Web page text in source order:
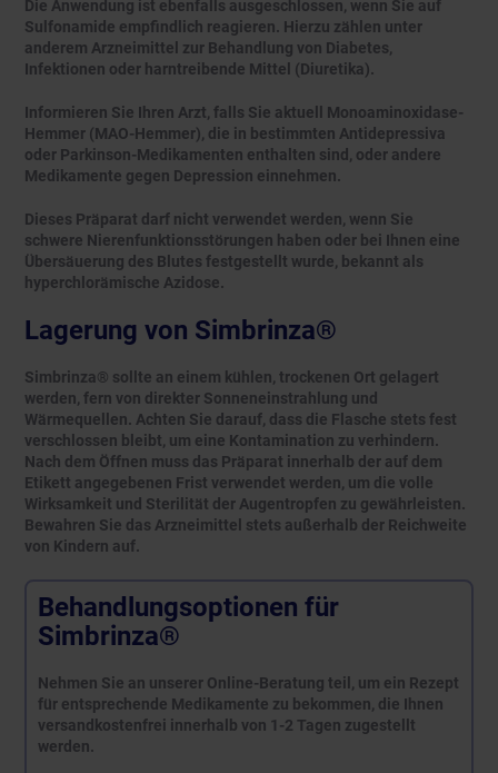
Die Anwendung ist ebenfalls ausgeschlossen, wenn Sie auf
Sulfonamide empfindlich reagieren. Hierzu zählen unter
anderem Arzneimittel zur Behandlung von Diabetes,
Infektionen oder harntreibende Mittel (Diuretika).
Informieren Sie Ihren Arzt, falls Sie aktuell Monoaminoxidase-
Hemmer (MAO-Hemmer), die in bestimmten Antidepressiva
oder Parkinson-Medikamenten enthalten sind, oder andere
Medikamente gegen Depression einnehmen.
Dieses Präparat darf nicht verwendet werden, wenn Sie
schwere Nierenfunktionsstörungen haben oder bei Ihnen eine
Übersäuerung des Blutes festgestellt wurde, bekannt als
hyperchlorämische Azidose.
Lagerung von Simbrinza®
Simbrinza® sollte an einem kühlen, trockenen Ort gelagert
werden, fern von direkter Sonneneinstrahlung und
Wärmequellen. Achten Sie darauf, dass die Flasche stets fest
verschlossen bleibt, um eine Kontamination zu verhindern.
Nach dem Öffnen muss das Präparat innerhalb der auf dem
Etikett angegebenen Frist verwendet werden, um die volle
Wirksamkeit und Sterilität der Augentropfen zu gewährleisten.
Bewahren Sie das Arzneimittel stets außerhalb der Reichweite
von Kindern auf.
Behandlungsoptionen für
Simbrinza®
Nehmen Sie an unserer Online-Beratung teil, um ein Rezept
für entsprechende Medikamente zu bekommen, die Ihnen
versandkostenfrei innerhalb von 1-2 Tagen zugestellt
werden.